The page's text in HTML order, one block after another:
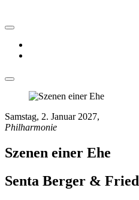
Samstag, 2. Januar 2027,
Philharmonie
Szenen einer Ehe
Senta Berger &